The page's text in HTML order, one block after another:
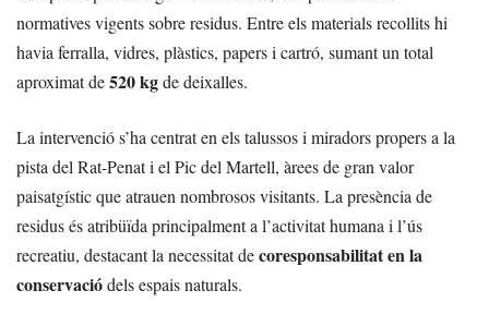
normatives vigents sobre residus. Entre els materials recollits hi
havia ferralla, vidres, plàstics, papers i cartró, sumant un total
aproximat de520 kgde deixalles.
La intervenció s’ha centrat en els talussos i miradors propers a la
pista del Rat-Penat i el Pic del Martell, àrees de gran valor
paisatgístic que atrauen nombrosos visitants. La presència de
residus és atribüïda principalment a l’activitat humana i l’ús
recreatiu, destacant la necessitat decoresponsabilitat en la
conservaciódels espais naturals.